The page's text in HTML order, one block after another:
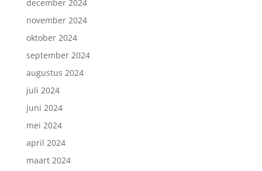
december 2024
november 2024
oktober 2024
september 2024
augustus 2024
juli 2024
juni 2024
mei 2024
april 2024
maart 2024